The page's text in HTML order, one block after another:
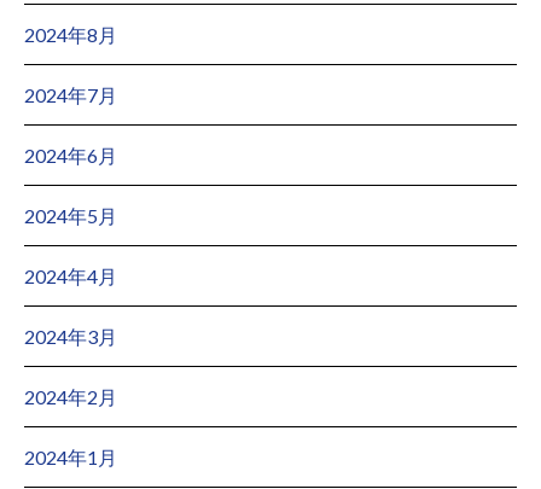
2024年8月
2024年7月
2024年6月
2024年5月
2024年4月
2024年3月
2024年2月
2024年1月